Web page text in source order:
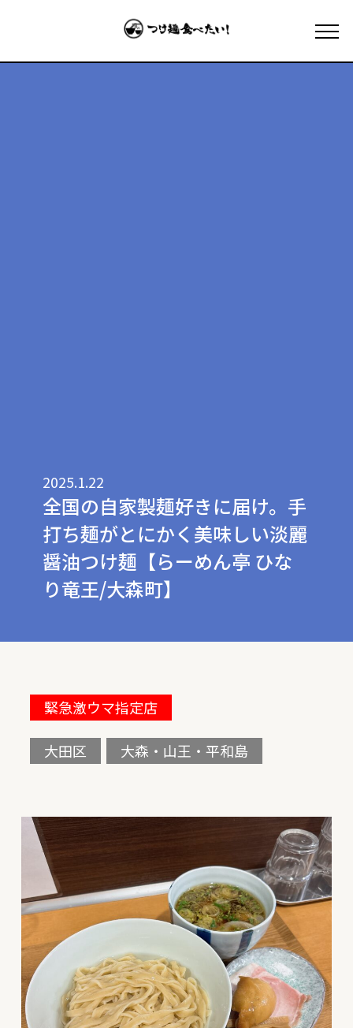
2025.1.22
全国の自家製麺好きに届け。手
打ち麺がとにかく美味しい淡麗
醤油つけ麺【らーめん亭 ひな
り竜王/大森町】
緊急激ウマ指定店
大田区 大森・山王・平和島